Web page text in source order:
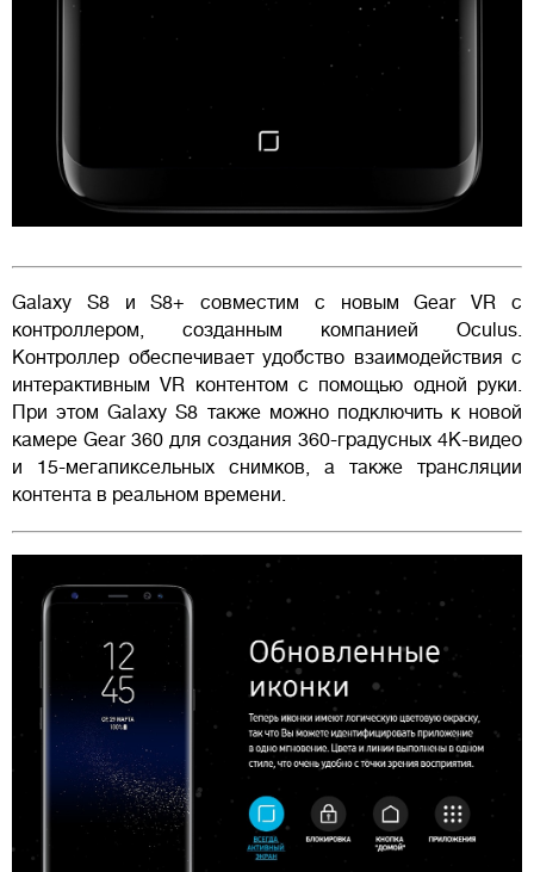
Galaxy S8 и S8+ совместим с новым Gear VR с
контроллером, созданным компанией Oculus.
Контроллер обеспечивает удобство взаимодействия с
интерактивным VR контентом с помощью одной руки.
При этом Galaxy S8 также можно подключить к новой
камере Gear 360 для создания 360-градусных 4К-видео
и 15-мегапиксельных снимков, а также трансляции
контента в реальном времени.